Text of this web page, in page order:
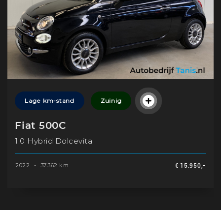
Lage km-stand Zuinig
Fiat 500C
1.0 Hybrid Dolcevita
2022 - 37.362 km € 15.950,-